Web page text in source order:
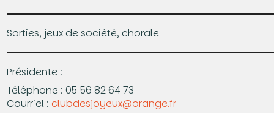
Sorties, jeux de société, chorale
Présidente :
Téléphone : 05 56 82 64 73
Courriel : clubdesjoyeux@orange.fr